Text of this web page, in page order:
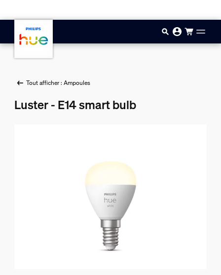
Tout afficher : Ampoules
Luster - E14 smart bulb